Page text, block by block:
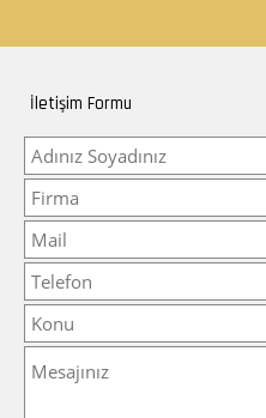
İletişim Formu